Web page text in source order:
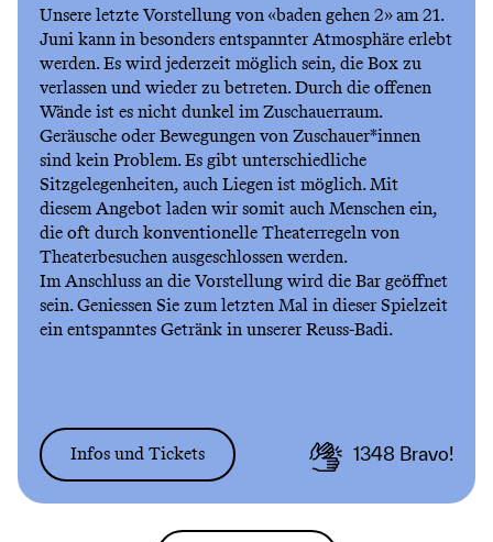
Unsere letzte Vorstellung von «baden gehen 2» am 21.
Juni kann in besonders entspannter Atmosphäre erlebt
werden. Es wird jederzeit möglich sein, die Box zu
verlassen und wieder zu betreten. Durch die offenen
Wände ist es nicht dunkel im Zuschauerraum.
Geräusche oder Bewegungen von Zuschauer*innen
sind kein Problem. Es gibt unterschiedliche
Sitzgelegenheiten, auch Liegen ist möglich. Mit
diesem Angebot laden wir somit auch Menschen ein,
die oft durch konventionelle Theaterregeln von
Theaterbesuchen ausgeschlossen werden.
Im Anschluss an die Vorstellung wird die Bar geöffnet
sein. Geniessen Sie zum letzten Mal in dieser Spielzeit
ein entspanntes Getränk in unserer Reuss-Badi.
Infos und Tickets 1348 Bravo!